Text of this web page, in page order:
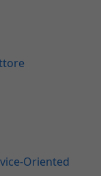
Oriented